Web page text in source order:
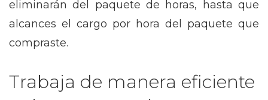
eliminarán del paquete de horas, hasta que
alcances el cargo por hora del paquete que
compraste.
Trabaja de manera eficiente